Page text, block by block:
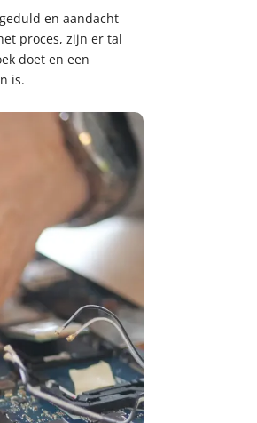
en aandacht
proces, zijn er tal
doet en een
is.